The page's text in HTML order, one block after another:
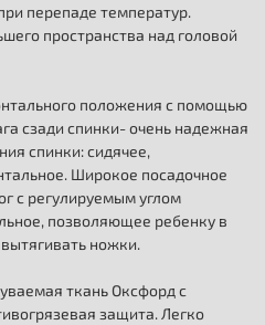
перепаде температур.
пространства над головой
положения с помощью
сзади спинки- очень надежная
спинки: сидячее,
Широкое посадочное
с регулируемым углом
позволяющее ребенку в
ножки.
ткань Оксфорд с
защита. Легко